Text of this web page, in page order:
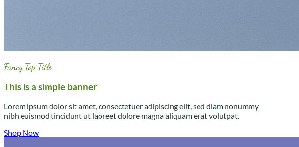
Fancy Top Title
This is a simple banner
Lorem ipsum dolor sit amet, consectetuer adipiscing elit, sed diam nonummy
nibh euismod tincidunt ut laoreet dolore magna aliquam erat volutpat.
Shop Now